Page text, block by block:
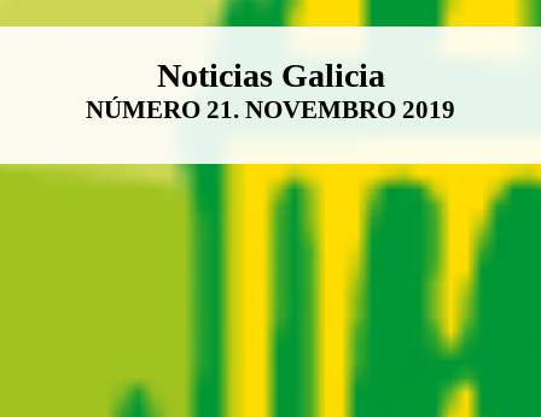
Boletín Noticias Galicia
Noticias Galicia
NÚMERO 21. NOVEMBRO 2019